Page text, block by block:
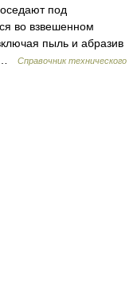
под
во взвешенном
пыль и абразив
…
Справочник технического